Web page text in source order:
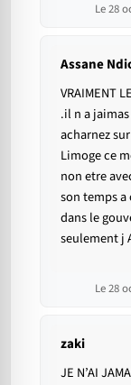
Le 28
Assane
VRAIMENT
.il n a
acharnez
Limoge ce
non etre
son temps
dans le
seulement j
Le 28
zaki
JE N’AI